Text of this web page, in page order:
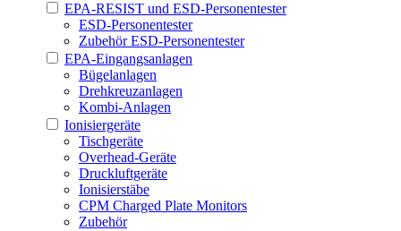
EPA-RESIST und ESD-Personentester
ESD-Personentester
Zubehör ESD-Personentester
EPA-Eingangsanlagen
Bügelanlagen
Drehkreuzanlagen
Kombi-Anlagen
Ionisiergeräte
Tischgeräte
Overhead-Geräte
Druckluftgeräte
Ionisierstäbe
CPM Charged Plate Monitors
Zubehör